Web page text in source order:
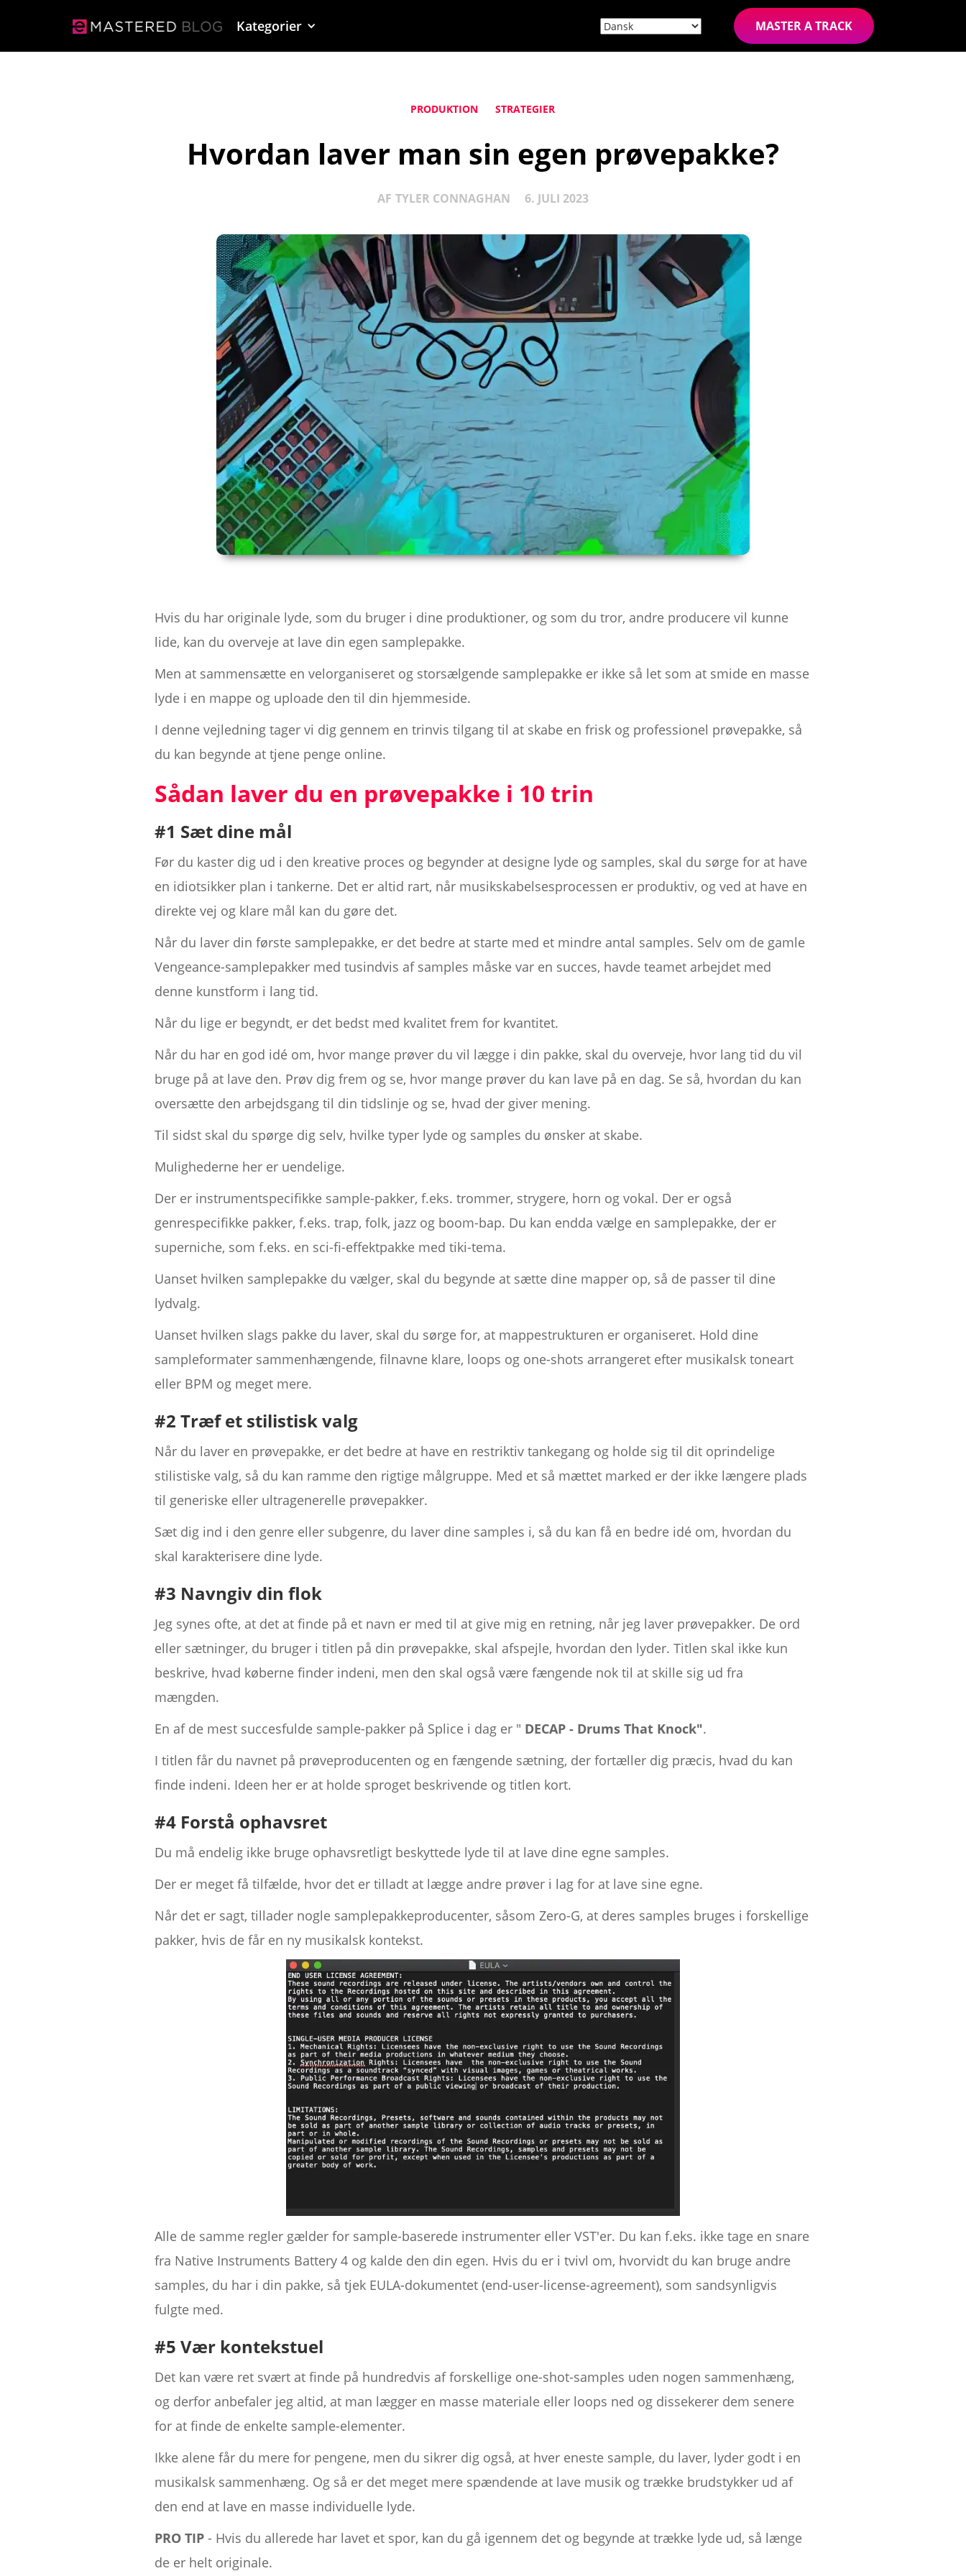
Kategorier MASTER A TRACK
PRODUKTION STRATEGIER
Hvordan laver man sin egen prøvepakke?
AF TYLER CONNAGHAN 6. JULI 2023
Hvis du har originale lyde, som du bruger i dine produktioner, og som du tror, andre producere vil kunne
lide, kan du overveje at lave din egen samplepakke.
Men at sammensætte en velorganiseret og storsælgende samplepakke er ikke så let som at smide en masse
lyde i en mappe og uploade den til din hjemmeside.
I denne vejledning tager vi dig gennem en trinvis tilgang til at skabe en frisk og professionel prøvepakke, så
du kan begynde at tjene penge online.
Sådan laver du en prøvepakke i 10 trin
#1 Sæt dine mål
Før du kaster dig ud i den kreative proces og begynder at designe lyde og samples, skal du sørge for at have
en idiotsikker plan i tankerne. Det er altid rart, når musikskabelsesprocessen er produktiv, og ved at have en
direkte vej og klare mål kan du gøre det.
Når du laver din første samplepakke, er det bedre at starte med et mindre antal samples. Selv om de gamle
Vengeance-samplepakker med tusindvis af samples måske var en succes, havde teamet arbejdet med
denne kunstform i lang tid.
Når du lige er begyndt, er det bedst med kvalitet frem for kvantitet.
Når du har en god idé om, hvor mange prøver du vil lægge i din pakke, skal du overveje, hvor lang tid du vil
bruge på at lave den. Prøv dig frem og se, hvor mange prøver du kan lave på en dag. Se så, hvordan du kan
oversætte den arbejdsgang til din tidslinje og se, hvad der giver mening.
Til sidst skal du spørge dig selv, hvilke typer lyde og samples du ønsker at skabe.
Mulighederne her er uendelige.
Der er instrumentspecifikke sample-pakker, f.eks. trommer, strygere, horn og vokal. Der er også
genrespecifikke pakker, f.eks. trap, folk, jazz og boom-bap. Du kan endda vælge en samplepakke, der er
superniche, som f.eks. en sci-fi-effektpakke med tiki-tema.
Uanset hvilken samplepakke du vælger, skal du begynde at sætte dine mapper op, så de passer til dine
lydvalg.
Uanset hvilken slags pakke du laver, skal du sørge for, at mappestrukturen er organiseret. Hold dine
sampleformater sammenhængende, filnavne klare, loops og one-shots arrangeret efter musikalsk toneart
eller BPM og meget mere.
#2 Træf et stilistisk valg
Når du laver en prøvepakke, er det bedre at have en restriktiv tankegang og holde sig til dit oprindelige
stilistiske valg, så du kan ramme den rigtige målgruppe. Med et så mættet marked er der ikke længere plads
til generiske eller ultragenerelle prøvepakker.
Sæt dig ind i den genre eller subgenre, du laver dine samples i, så du kan få en bedre idé om, hvordan du
skal karakterisere dine lyde.
#3 Navngiv din flok
Jeg synes ofte, at det at finde på et navn er med til at give mig en retning, når jeg laver prøvepakker. De ord
eller sætninger, du bruger i titlen på din prøvepakke, skal afspejle, hvordan den lyder. Titlen skal ikke kun
beskrive, hvad køberne finder indeni, men den skal også være fængende nok til at skille sig ud fra
mængden.
En af de mest succesfulde sample-pakker på Splice i dag er " DECAP - Drums That Knock".
I titlen får du navnet på prøveproducenten og en fængende sætning, der fortæller dig præcis, hvad du kan
finde indeni. Ideen her er at holde sproget beskrivende og titlen kort.
#4 Forstå ophavsret
Du må endelig ikke bruge ophavsretligt beskyttede lyde til at lave dine egne samples.
Der er meget få tilfælde, hvor det er tilladt at lægge andre prøver i lag for at lave sine egne.
Når det er sagt, tillader nogle samplepakkeproducenter, såsom Zero-G, at deres samples bruges i forskellige
pakker, hvis de får en ny musikalsk kontekst.
Alle de samme regler gælder for sample-baserede instrumenter eller VST'er. Du kan f.eks. ikke tage en snare
fra Native Instruments Battery 4 og kalde den din egen. Hvis du er i tvivl om, hvorvidt du kan bruge andre
samples, du har i din pakke, så tjek EULA-dokumentet (end-user-license-agreement), som sandsynligvis
fulgte med.
#5 Vær kontekstuel
Det kan være ret svært at finde på hundredvis af forskellige one-shot-samples uden nogen sammenhæng,
og derfor anbefaler jeg altid, at man lægger en masse materiale eller loops ned og dissekerer dem senere
for at finde de enkelte sample-elementer.
Ikke alene får du mere for pengene, men du sikrer dig også, at hver eneste sample, du laver, lyder godt i en
musikalsk sammenhæng. Og så er det meget mere spændende at lave musik og trække brudstykker ud af
den end at lave en masse individuelle lyde.
PRO TIP - Hvis du allerede har lavet et spor, kan du gå igennem det og begynde at trække lyde ud, så længe
de er helt originale.